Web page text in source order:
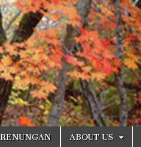
RENUNGAN ABOUT US